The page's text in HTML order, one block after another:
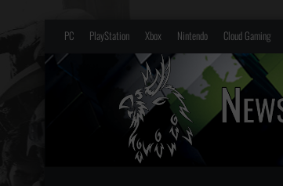
PC PlayStation Xbox Nintendo Cloud Gaming